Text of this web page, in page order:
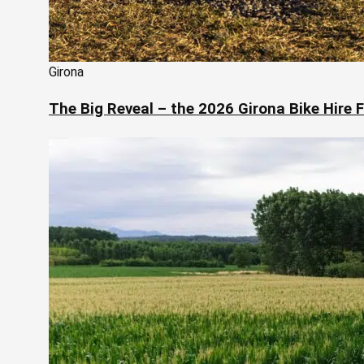
Girona
The Big Reveal – the 2026 Girona Bike Hire